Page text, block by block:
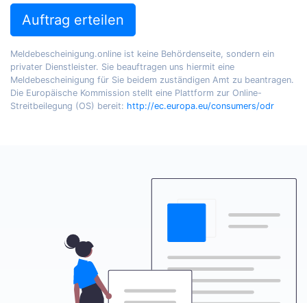
Auftrag erteilen
Meldebescheinigung.online ist keine Behördenseite, sondern ein
privater Dienstleister. Sie beauftragen uns hiermit eine
Meldebescheinigung für Sie beidem zuständigen Amt zu beantragen.
Die Europäische Kommission stellt eine Plattform zur Online-
Streitbeilegung (OS) bereit: http://ec.europa.eu/consumers/odr